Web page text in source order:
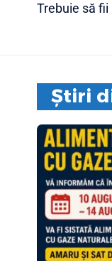
Trebuie să fii
Știri